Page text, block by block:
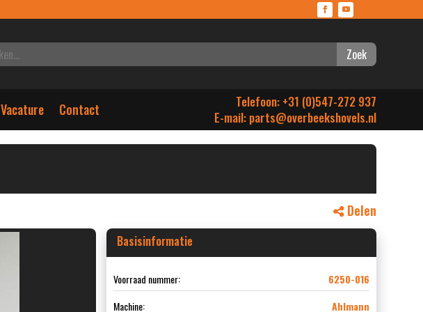
Zoek
Vacature Contact
Telefoon: +31 (0)547-272 937
E-mail: parts@overbeekshovels.nl
Delen
Basisinformatie
Voorraad nummer:
6250-016
Machine:
Ahlmann